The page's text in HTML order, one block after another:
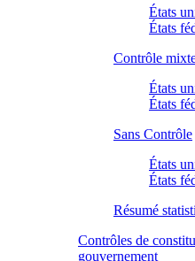
États
États
Contrôle
États
États
Sans Contrôle
États
États
Résumé
Contrôles de
gouvernement